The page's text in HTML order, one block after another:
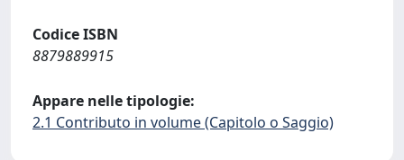
Codice ISBN
8879889915
Appare nelle tipologie:
2.1 Contributo in volume (Capitolo o Saggio)